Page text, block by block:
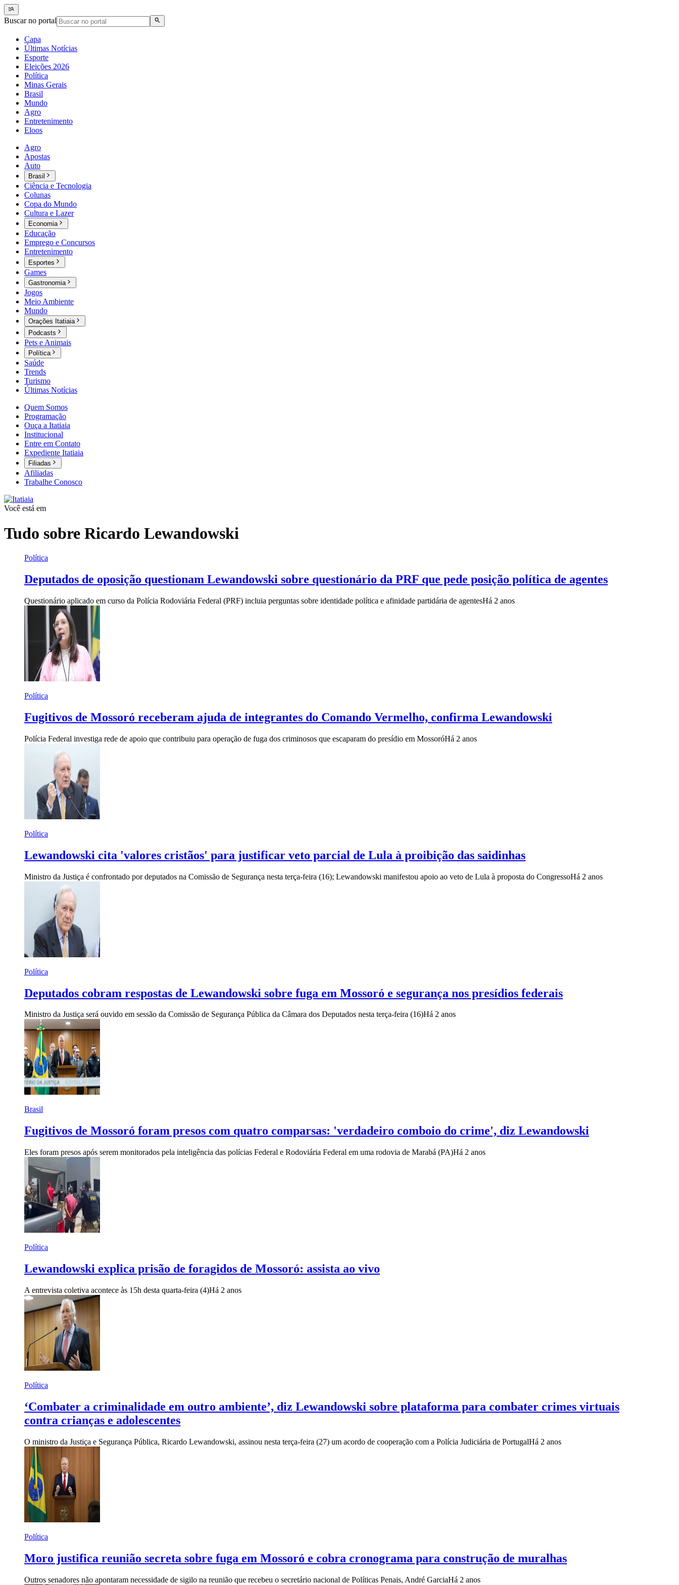
Buscar no portal
Capa
Últimas Notícias
Esporte
Eleições 2026
Política
Minas Gerais
Brasil
Mundo
Agro
Entretenimento
Eloos
Agro
Apostas
Auto
Brasil
Ciência e Tecnologia
Colunas
Copa do Mundo
Cultura e Lazer
Economia
Educação
Emprego e Concursos
Entretenimento
Esportes
Games
Gastronomia
Jogos
Meio Ambiente
Mundo
Orações Itatiaia
Podcasts
Pets e Animais
Política
Saúde
Trends
Turismo
Últimas Notícias
Quem Somos
Programação
Ouça a Itatiaia
Institucional
Entre em Contato
Expediente Itatiaia
Filiadas
Afiliadas
Trabalhe Conosco
Você está em
Tudo sobre Ricardo Lewandowski
Política
Deputados de oposição questionam Lewandowski sobre questionário da PRF que pede posição política de agentes
Questionário aplicado em curso da Polícia Rodoviária Federal (PRF) incluia perguntas sobre identidade política e afinidade partidária de agentesHá 2 anos
Política
Fugitivos de Mossoró receberam ajuda de integrantes do Comando Vermelho, confirma Lewandowski
Polícia Federal investiga rede de apoio que contribuiu para operação de fuga dos criminosos que escaparam do presídio em MossoróHá 2 anos
Política
Lewandowski cita 'valores cristãos' para justificar veto parcial de Lula à proibição das saidinhas
Ministro da Justiça é confrontado por deputados na Comissão de Segurança nesta terça-feira (16); Lewandowski manifestou apoio ao veto de Lula à proposta do CongressoHá 2 anos
Política
Deputados cobram respostas de Lewandowski sobre fuga em Mossoró e segurança nos presídios federais
Ministro da Justiça será ouvido em sessão da Comissão de Segurança Pública da Câmara dos Deputados nesta terça-feira (16)Há 2 anos
Brasil
Fugitivos de Mossoró foram presos com quatro comparsas: 'verdadeiro comboio do crime', diz Lewandowski
Eles foram presos após serem monitorados pela inteligência das polícias Federal e Rodoviária Federal em uma rodovia de Marabá (PA)Há 2 anos
Política
Lewandowski explica prisão de foragidos de Mossoró: assista ao vivo
A entrevista coletiva acontece às 15h desta quarta-feira (4)Há 2 anos
Política
‘Combater a criminalidade em outro ambiente’, diz Lewandowski sobre plataforma para combater crimes virtuais
contra crianças e adolescentes
O ministro da Justiça e Segurança Pública, Ricardo Lewandowski, assinou nesta terça-feira (27) um acordo de cooperação com a Polícia Judiciária de PortugalHá 2 anos
Política
Moro justifica reunião secreta sobre fuga em Mossoró e cobra cronograma para construção de muralhas
Outros senadores não apontaram necessidade de sigilo na reunião que recebeu o secretário nacional de Políticas Penais, André GarciaHá 2 anos